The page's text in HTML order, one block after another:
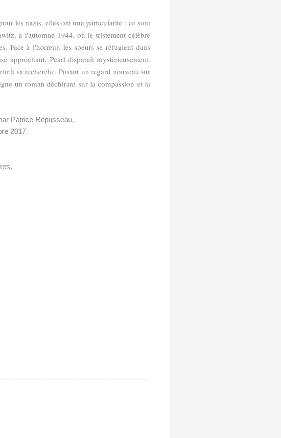
les nazis, elles ont une particularité : ce sont
à l'automne 1944, où le tristement célèbre
Face à l'horreur, les soeurs se réfugient dans
Pearl disparaît mystérieusement.
à sa recherche. Posant un regard nouveau sur
un roman déchirant sur la compassion et la
Patrice Repusseau,
2017.